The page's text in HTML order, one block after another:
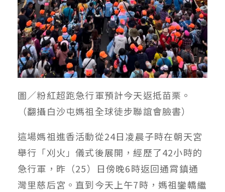
圖／粉紅超跑急行軍預計今天返抵苗栗。
（翻攝白沙屯媽祖全球徒步聯誼會臉書）
這場媽祖進香活動從24日凌晨子時在朝天宮
舉行「刈火」儀式後展開，經歷了42小時的
急行軍，昨（25）日傍晚6時返回通霄鎮通
灣里慈后宮。直到今天上午7時，媽祖鑾轎繼